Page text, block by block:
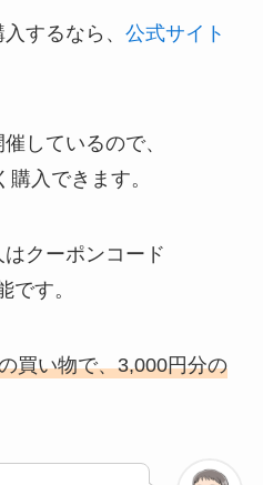
するなら、 公式サイト
しているので、
入できます。
クーポンコード
です。
買い物で、3,000円分の